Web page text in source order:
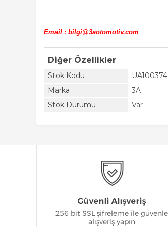
Email : bilgi@3aotomotiv.com
Diğer Özellikler
Stok Kodu
UA100374
Marka
3A
Stok Durumu
Var